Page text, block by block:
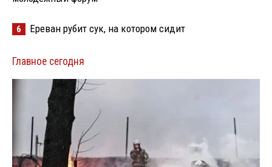
6 Ереван рубит сук, на котором сидит
Главное сегодня